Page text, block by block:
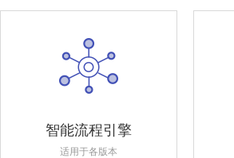
智能流程引擎
适用于各版本